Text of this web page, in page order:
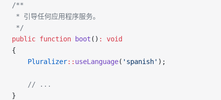
/**
* 引导任何应用程序服务。
*/
public function boot () :
void
{
    Pluralizer
:: useLanguage( 'spanish' );
    // ...
}